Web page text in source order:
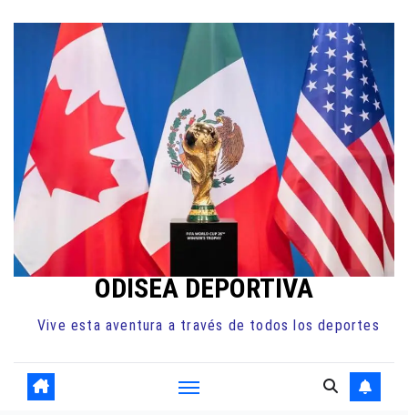
contenido
ODISEA DEPORTIVA
Vive esta aventura a través de todos los deportes